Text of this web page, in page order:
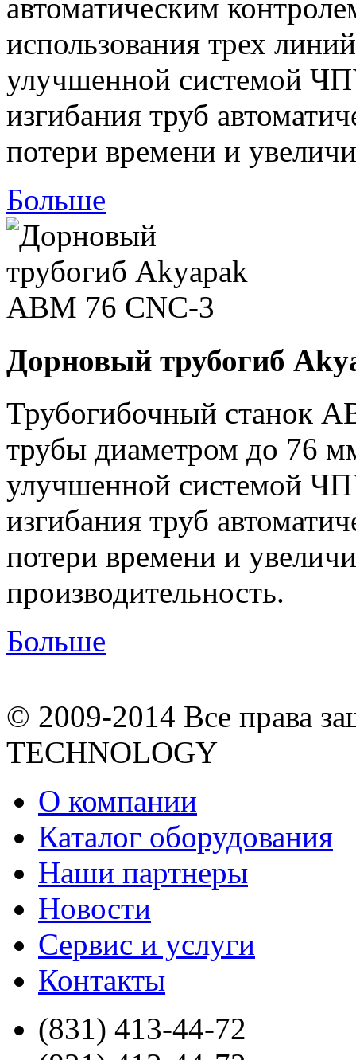
автоматическим
использования трех
улучшенной системой
изгибания труб
потери времени и
Больше
Дорновый трубогиб
Трубогибочный станок
трубы диаметром до 76
улучшенной системой
изгибания труб
потери времени и
Больше
© 2009-2014 Все права
TECHNOLOGY
О компании
Каталог оборудования
Наши партнеры
Новости
Сервис и услуги
Контакты
(831) 413-44-72